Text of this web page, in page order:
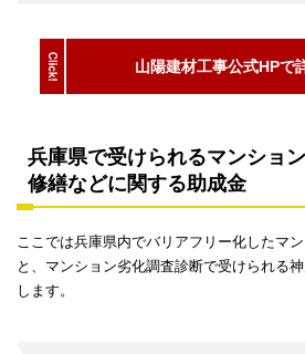
山陽建材工事公式HPで
兵庫県で受けられるマンショ
修繕などに関する助成金
ここでは兵庫県内でバリアフリー化したマ
と、マンション劣化調査診断で受けられる
します。